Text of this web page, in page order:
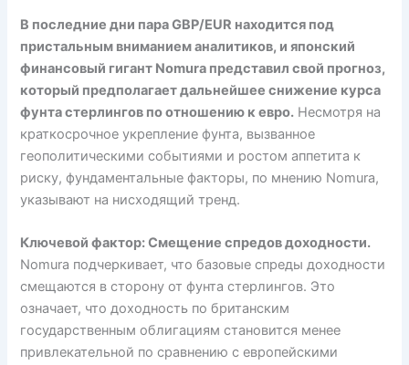
В последние дни пара GBP/EUR находится под
пристальным вниманием аналитиков, и японский
финансовый гигант Nomura представил свой прогноз,
который предполагает дальнейшее снижение курса
фунта стерлингов по отношению к евро. Несмотря на
краткосрочное укрепление фунта, вызванное
геополитическими событиями и ростом аппетита к
риску, фундаментальные факторы, по мнению Nomura,
указывают на нисходящий тренд.
Ключевой фактор: Смещение спредов доходности.
Nomura подчеркивает, что базовые спреды доходности
смещаются в сторону от фунта стерлингов. Это
означает, что доходность по британским
государственным облигациям становится менее
привлекательной по сравнению с европейскими